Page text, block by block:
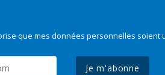
que mes données personnelles soient
Je m'abonne